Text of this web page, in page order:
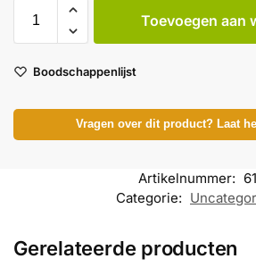
Toevoegen aan
Boodschappenlijst
Vragen over dit product? Laat
Artikelnummer:
Categorie:
Gerelateerde producten